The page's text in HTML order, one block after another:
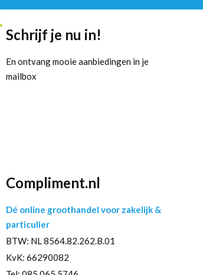
Schrijf je nu in!
En ontvang mooie aanbiedingen in je
mailbox
Compliment.nl
Dé online groothandel voor zakelijk &
particulier
BTW: NL 8564.82.262.B.01
KvK: 66290082